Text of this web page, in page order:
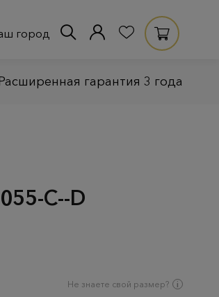
город
гарантия 3 года
C--D
Не знаете свой размер?